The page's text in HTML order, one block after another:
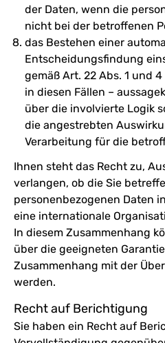
der Daten, wenn die
nicht bei der betroffenen
das Bestehen einer
Entscheidungsfindung
gemäß Art. 22 Abs. 1 und
in diesen Fällen –
über die involvierte Logik
die angestrebten
Verarbeitung für die
Ihnen steht das Recht zu,
verlangen, ob die Sie
personenbezogenen Daten
eine internationale
In diesem Zusammenhang
über die geeigneten
Zusammenhang mit der
werden.
Recht auf Berichtigung
Sie haben ein Recht auf